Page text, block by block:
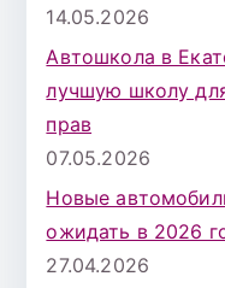
14.05.2026
Автошкола в
лучшую школу
прав
07.05.2026
Новые
ожидать в 2026
27.04.2026